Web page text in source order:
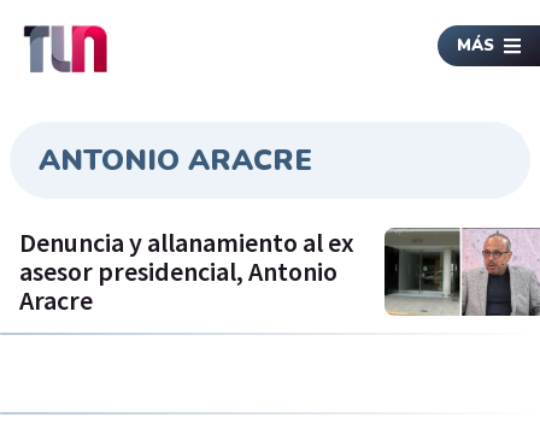
MÁS
ANTONIO ARACRE
Denuncia y allanamiento al ex
asesor presidencial, Antonio
Aracre